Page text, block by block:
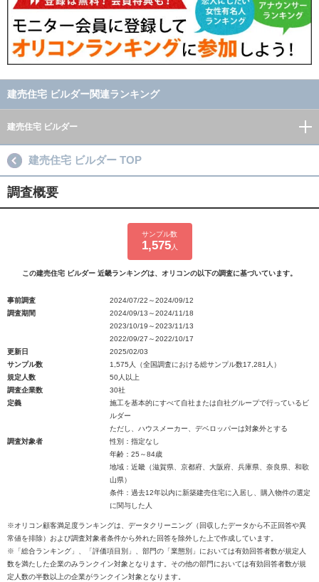
建売住宅 ビルダー関連ランキング
建売住宅 ビルダー
建売住宅 ビルダー TOP
調査概要
サンプル数
1,575人
この建売住宅 ビルダー 近畿ランキングは、オリコンの以下の調査に基づいています。
事前調査
2024/07/22～2024/09/12
調査期間
2024/09/13～2024/11/18
2023/10/19～2023/11/13
2022/09/27～2022/10/17
更新日
2025/02/03
サンプル数
1,575人（全国調査における総サンプル数17,281人）
規定人数
50人以上
調査企業数
30社
定義
施工を基本的にすべて自社または自社グループで行っているビ
ルダー
ただし、ハウスメーカー、デベロッパーは対象外とする
調査対象者
性別：指定なし
年齢：25～84歳
地域：近畿（滋賀県、京都府、大阪府、兵庫県、奈良県、和歌
山県）
条件：過去12年以内に新築建売住宅に入居し、購入物件の選定
に関与した人
※オリコン顧客満足度ランキングは、データクリーニング（回収したデータから不正回答や異
常値を排除）および調査対象者条件から外れた回答を除外した上で作成しています。
※「総合ランキング」、「評価項目別」、部門の「業態別」においては有効回答者数が規定人
数を満たした企業のみランクイン対象となります。その他の部門においては有効回答者数が規
定人数の半数以上の企業がランクイン対象となります。